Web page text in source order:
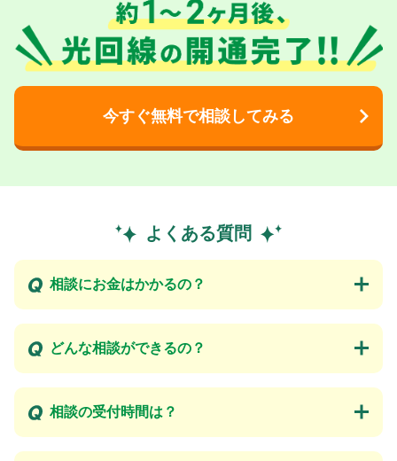
今すぐ無料で相談してみる
よくある質問
相談にお金はかかるの？
どんな相談ができるの？
相談の受付時間は？